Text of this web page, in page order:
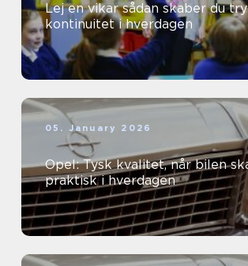
Lej en vikar sådan skaber du tryghed og
kontinuitet i hverdagen
05. January 2026
Opel: Tysk kvalitet, når bilen
praktisk i hverdagen